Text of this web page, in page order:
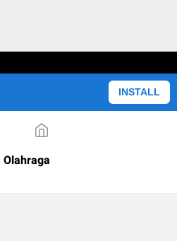
INSTALL
Olahraga